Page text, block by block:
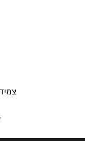
‏1,490.00 ‏₪